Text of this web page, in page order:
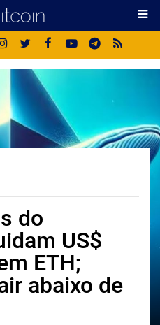
do
US$
ETH;
abaixo de